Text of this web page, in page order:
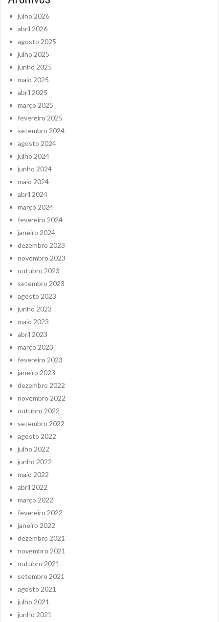
julho 2026
abril 2026
agosto 2025
julho 2025
junho 2025
maio 2025
abril 2025
março 2025
fevereiro 2025
setembro 2024
agosto 2024
julho 2024
junho 2024
maio 2024
abril 2024
março 2024
fevereiro 2024
janeiro 2024
dezembro 2023
novembro 2023
outubro 2023
setembro 2023
agosto 2023
junho 2023
maio 2023
abril 2023
março 2023
fevereiro 2023
janeiro 2023
dezembro 2022
novembro 2022
outubro 2022
setembro 2022
agosto 2022
julho 2022
junho 2022
maio 2022
abril 2022
março 2022
fevereiro 2022
janeiro 2022
dezembro 2021
novembro 2021
outubro 2021
setembro 2021
agosto 2021
julho 2021
junho 2021